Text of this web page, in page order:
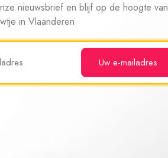
nieuwsbrief en blijf op de hoogte van
in Vlaanderen